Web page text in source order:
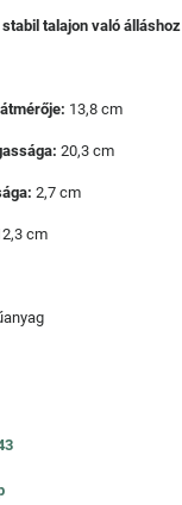
talajon való álláshoz
13,8 cm
20,3 cm
2,7 cm
cm